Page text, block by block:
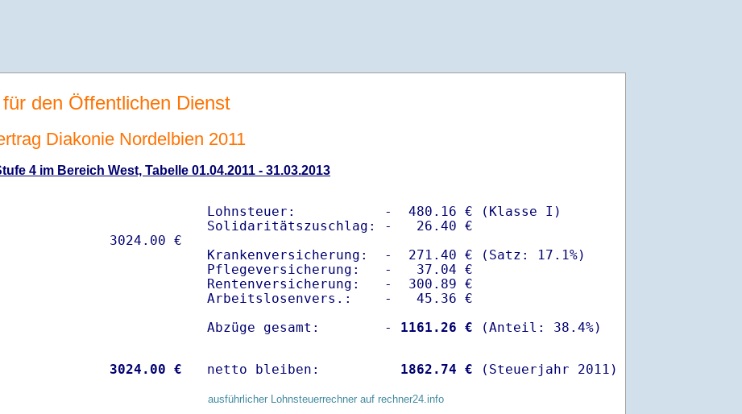
den Öffentlichen Dienst
Diakonie Nordelbien 2011
4 im Bereich West, Tabelle 01.04.2011 - 31.03.2013
Lohnsteuer:           -  480.16 € (Klasse I)
Solidaritätszuschlag: -   26.40 €
Krankenversicherung:  -  271.40 € (Satz: 17.1%)
Pflegeversicherung:   -   37.04 €
Rentenversicherung:   -  300.89 €
Arbeitslosenvers.:    -   45.36 €
Abzüge gesamt:        -
1161.26 €
3024.00 € netto bleiben: 1862.74 € (Steuerjahr 2011)
ausführlicher Lohnsteuerrechner auf rechner24.info